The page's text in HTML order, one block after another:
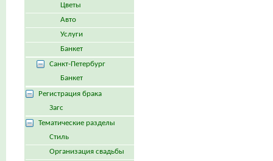
Цветы
Авто
Услуги
Банкет
Санкт-Петербург
Банкет
Регистрация брака
Загс
Тематические разделы
Стиль
Организация свадьбы